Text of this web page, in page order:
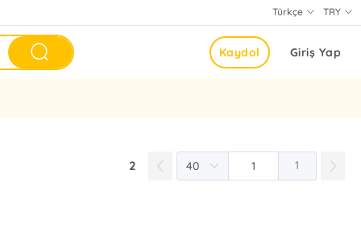
TRY
Türkçe
Giriş Yap
Kaydol
2 1